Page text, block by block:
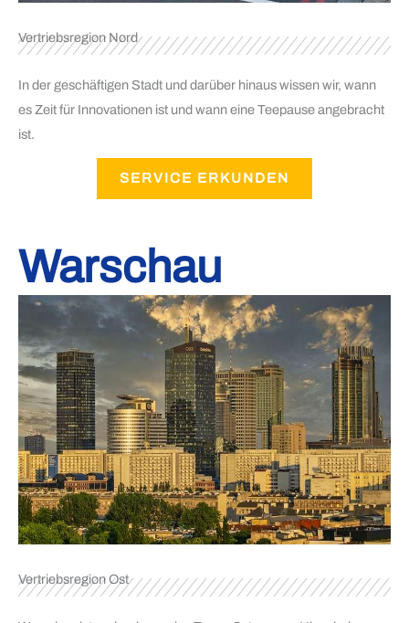
Vertriebsregion Nord
In der geschäftigen Stadt und darüber hinaus wissen wir, wann
es Zeit für Innovationen ist und wann eine Teepause angebracht
ist.
SERVICE ERKUNDEN
Warschau
Vertriebsregion Ost